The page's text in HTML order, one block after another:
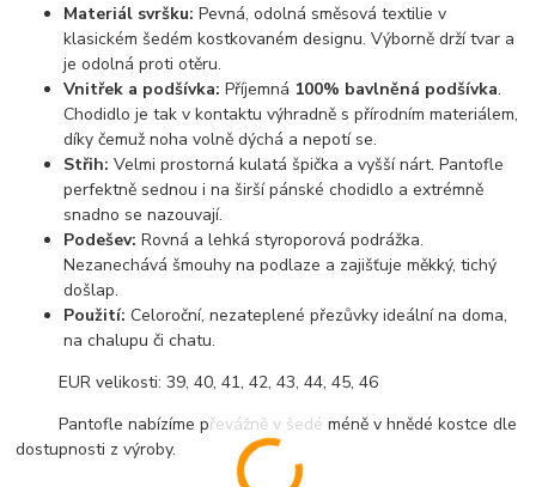
Materiál svršku: Pevná, odolná směsová textilie v
klasickém šedém kostkovaném designu. Výborně drží tvar a
je odolná proti otěru.
Vnitřek a podšívka: Příjemná 100% bavlněná podšívka.
Chodidlo je tak v kontaktu výhradně s přírodním materiálem,
díky čemuž noha volně dýchá a nepotí se.
Střih: Velmi prostorná kulatá špička a vyšší nárt. Pantofle
perfektně sednou i na širší pánské chodidlo a extrémně
snadno se nazouvají.
Podešev: Rovná a lehká styroporová podrážka.
Nezanechává šmouhy na podlaze a zajišťuje měkký, tichý
došlap.
Použití: Celoroční, nezateplené přezůvky ideální na doma,
na chalupu či chatu.
EUR velikosti: 39, 40, 41, 42, 43, 44, 45, 46
Pantofle nabízíme převážně v šedé méně v hnědé kostce dle
dostupnosti z výroby.